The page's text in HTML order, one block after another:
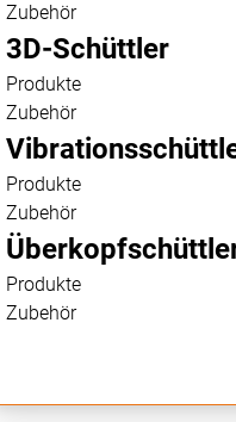
Zubehör
3D-Schüttler
Produkte
Zubehör
Produkte
Zubehör
Produkte
Zubehör